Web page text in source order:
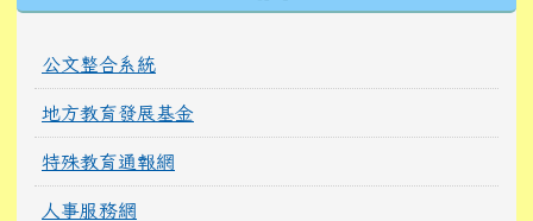
公文整合系統
地方教育發展基金
特殊教育通報網
人事服務網